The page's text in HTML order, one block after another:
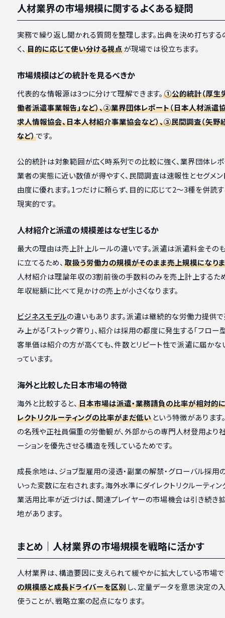
人材業界の市場規模に関するよくある疑問
実務で繰り返し聞かれる質問を整理します。出典を決め打ちす
く、 目的に応じて使い分ける視点が現場では役立ちます。
市場規模はどの統計を見るべきか
代表的な情報源は3つに分けて理解できます。 ①公的統計（厚生
働者派遣事業報告」など）、②業界団体レポート（日本人材派遣
求人情報協会、日本人材紹介事業協会など）、③民間調査（矢野
など）です。
公的統計は対象範囲が広く時系列での比較に強く、業界団体レ
業者の実態に近い数値が得やすく、民間調査は速報性とセグメ
由度に優れます。1つだけに頼らず、目的に応じて2〜3種を併読
現実的です。
人材紹介と派遣の規模差はなぜ生じるか
最大の理由は売上計上ルールの違いです。派遣は派遣料金その
に立てるため、 取扱う労働力の規模がそのまま売上規模になり
人材紹介は理論年収の3割前後の手数料のみを売上計上するた
年収総額に比べて見かけの売上が小さくなります。
ビジネスモデルの違いもあります。派遣は継続的な労働力提供
み上がる「ストック寄り」、紹介は採用の都度に発生する「フロー型
客単価は紹介の方が高くても、件数とリピート性で派遣に届か
っています。
海外と比較した日本市場の特徴
海外と比較すると、 日本市場は派遣・業務請負の比率が相対的に
レクトリクルーティングの比率がまだ低いという特徴があります
の名残や正社員偏重の労働観が、外部からの専門人材登用より
ーションを優先させる構造を残しているためです。
成長余地は、ジョブ型雇用の浸透・副業の解禁・グローバル採用
いった変数に左右されます。海外水準にダイレクトリクルーティ
業活用比率が近づけば、関連プレイヤーの市場機会は引き続き
地があります。
まとめ｜人材業界の市場規模を戦略に活かす
人材業界は、構造要因に支えられて緩やかに拡大している市場で
の規模感と成長ドライバーを区別し、定量データを意思決定の
使うことが、戦略立案の起点になります。